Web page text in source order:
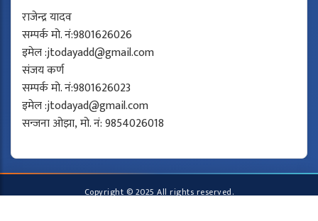
राजेन्द्र यादव
सम्पर्क मो. नं:9801626026
इमेल :jtodayadd@gmail.com
संजय कर्ण
सम्पर्क मो. नं:9801626023
इमेल :jtodayad@gmail.com
सन्जना ओझा, मो. नं: 9854026018
Copyright © 2025 All rights reserved.